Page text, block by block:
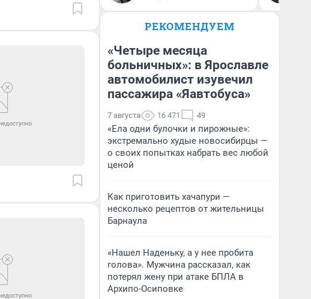
РЕКОМЕНДУЕМ
«Четыре месяца
больничных»: в Ярославле
автомобилист изувечил
пассажира «Яавтобуса»
7 августа 16 471 49
«Ела одни булочки и пирожные»:
экстремально худые новосибирцы —
о своих попытках набрать вес любой
ценой
Как приготовить хачапури —
несколько рецептов от жительницы
Барнаула
«Нашел Наденьку, а у нее пробита
голова». Мужчина рассказал, как
потерял жену при атаке БПЛА в
Архипо-Осиповке